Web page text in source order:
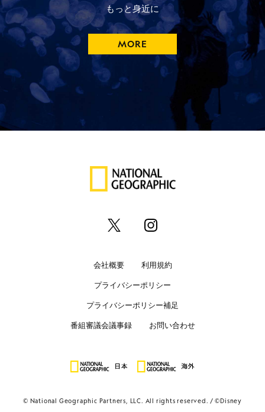
もっと身近に
MORE
会社概要 利用規約
プライバシーポリシー
プライバシーポリシー補足
番組審議会議事録 お問い合わせ
© National Geographic Partners, LLC. All rights reserved. ©Disney